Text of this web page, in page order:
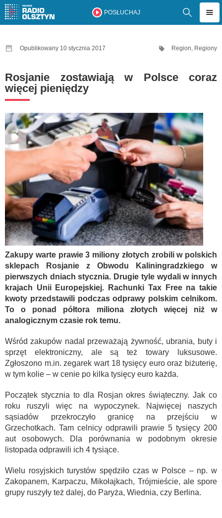
POSŁUCHAJ
Opublikowany 10 stycznia 2017 Region, Regiony
Rosjanie zostawiają w Polsce coraz
więcej pieniędzy
Zakupy warte prawie 3 miliony złotych zrobili w polskich
sklepach Rosjanie z Obwodu Kaliningradzkiego w
pierwszych dniach stycznia. Drugie tyle wydali w innych
krajach Unii Europejskiej. Rachunki Tax Free na takie
kwoty przedstawili podczas odprawy polskim celnikom.
To o ponad półtora miliona złotych więcej niż w
analogicznym czasie rok temu.
Wśród zakupów nadal przeważają żywność, ubrania, buty i
sprzęt elektroniczny, ale są też towary luksusowe.
Zgłoszono m.in. zegarek wart 18 tysięcy euro oraz biżuterię,
w tym kolie – w cenie po kilka tysięcy euro każda.
Początek stycznia to dla Rosjan okres świąteczny. Jak co
roku ruszyli więc na wypoczynek. Najwięcej naszych
sąsiadów przekroczyło granicę na przejściu w
Grzechotkach. Tam celnicy odprawili prawie 5 tysięcy 200
aut osobowych. Dla porównania w podobnym okresie
listopada odprawili ich 4 tysiące.
Wielu rosyjskich turystów spędziło czas w Polsce – np. w
Zakopanem, Karpaczu, Mikołajkach, Trójmieście, ale spore
grupy ruszyły też dalej, do Paryża, Wiednia, czy Berlina.